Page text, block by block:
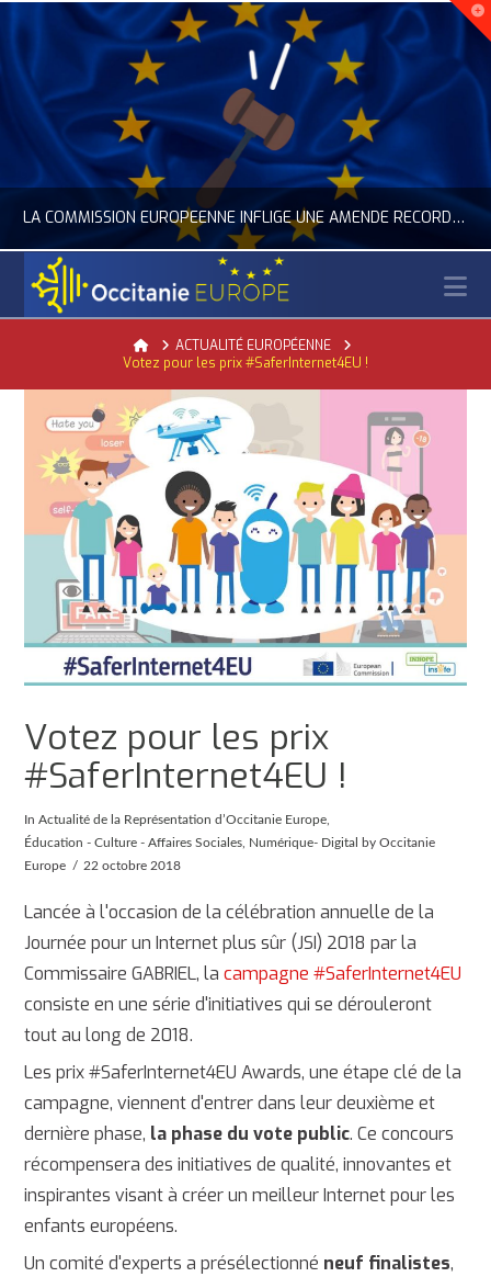
LA COMMISSION EUROPÉENNE INFLIGE UNE AMENDE RECORD À GOOGLE
ACTUALITÉ DE L'UNION EUROPÉENNE, ACTUALITÉ DE LA REPRÉSENTATION D’OCCITANIE EUROPE, NUMÉRIQUE- DIGITAL
JUILLET 24, 2026
HomeACTUALITÉ EUROPÉENNE
Votez pour les prix #SaferInternet4EU !
Votez pour les prix
#SaferInternet4EU !
InActualité de la Représentation d’Occitanie Europe
Éducation - Culture - Affaires Sociales Numérique- Digital
by Occitanie
Europe
22 octobre 2018
Lancée à l'occasion de la célébration annuelle de la
Journée pour un Internet plus sûr (JSI) 2018 par la
Commissaire GABRIEL, lacampagne #SaferInternet4EU
consiste en une série d'initiatives qui se dérouleront
tout au long de 2018.
Les prix #SaferInternet4EU Awards, une étape clé de la
campagne, viennent d'entrer dans leur deuxième et
dernière phase, la phase du vote public. Ce concours
récompensera des initiatives de qualité, innovantes et
inspirantes visant à créer un meilleur Internet pour les
enfants européens.
Un comité d'experts a présélectionné neuf finalistes,